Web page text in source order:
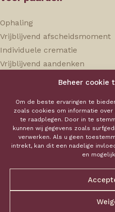
Beheer cookie
Om de beste ervaringen te
zoals cookies om informatie
te raadplegen. Door in te
kunnen wij gegevens zoals
verwerken. Als u geen
intrekt, kan dit een nadelige
en
Ophaling
Vrijblijvend afscheidsmoment
Individuele crematie
Vrijblijvend aandenken
Over ons
Onze tarieven
Aandenken